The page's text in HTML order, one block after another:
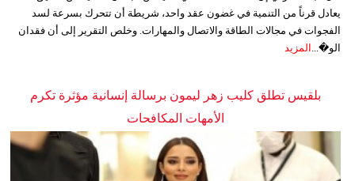
يعادل قرناً من التنمية في غضون عقد واحد، شريطة أن تتحرك بسرعة لسد
الفجوات في مجالات الطاقة والاتصال والمهارات. وخلص التقرير إلى أن فقدان
الو�... المزيد
بلقيس تطلق كليب زهر ليمون برسالة إنسانية مؤثرة تكرم
الأمهات المكافحات